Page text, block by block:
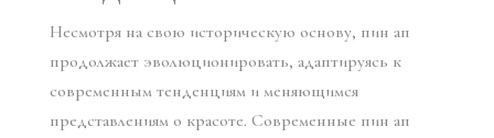
Несмотря на свою историческую основу, пин ап
продолжает эволюционировать, адаптируясь к
современным тенденциям и меняющимся
представлениям о красоте. Современные пин ап